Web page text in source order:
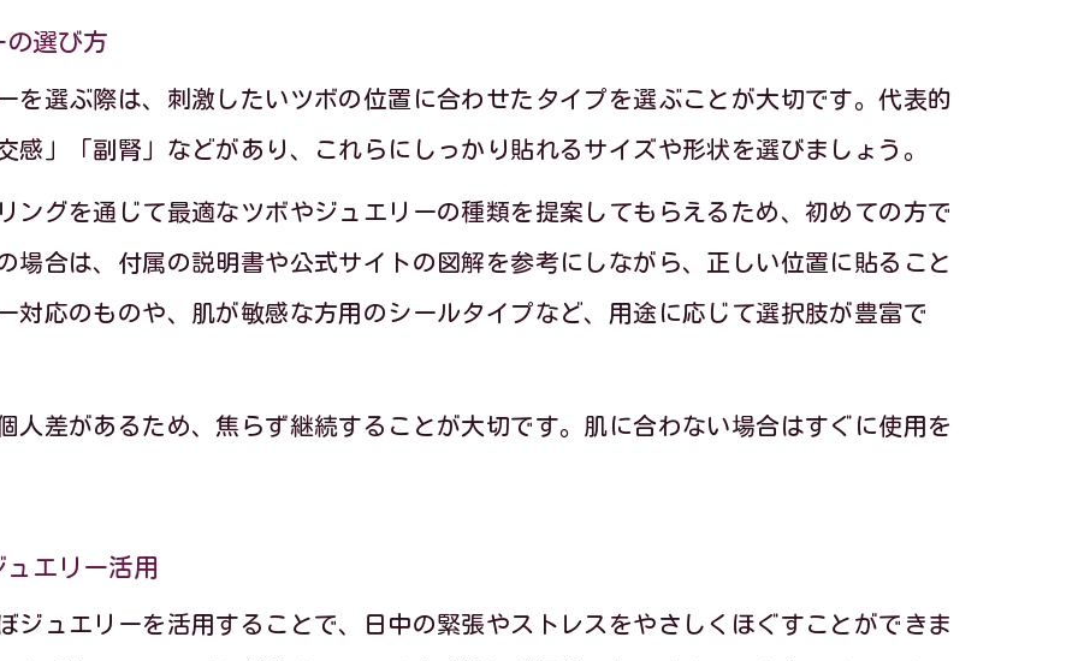
耳つぼジュエリーが心身バランスに与える影響
日常で実感できる耳つぼジュエリーの効果とは
耳つぼジュエリーで自律神経を整える実践法
耳つぼジュエリーのセルフケアで得られる変化
レス軽減へ導くセルフケアと耳つぼジュエリー
ストレス対策に意識したい耳つぼジュエリーの使い方
耳つぼジュエリーを活かしたリフレッシュ術
の選び方
を選ぶ際は、刺激したいツボの位置に合わせたタイプを選ぶことが大切です。代表的
感」「副腎」などがあり、これらにしっかり貼れるサイズや形状を選びましょう。
ングを通じて最適なツボやジュエリーの種類を提案してもらえるため、初めての方で
場合は、付属の説明書や公式サイトの図解を参考にしながら、正しい位置に貼ること
対応のものや、肌が敏感な方用のシールタイプなど、用途に応じて選択肢が豊富で
人差があるため、焦らず継続することが大切です。肌に合わない場合はすぐに使用を
エリー活用
ジュエリーを活用することで、日中の緊張やストレスをやさしくほぐすことができま